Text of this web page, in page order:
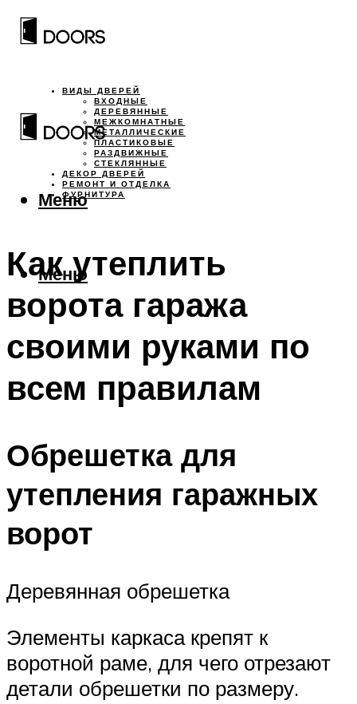
ВИДЫ ДВЕРЕЙ
ВХОДНЫЕ
ДЕРЕВЯННЫЕ
МЕЖКОМНАТНЫЕ
МЕТАЛЛИЧЕСКИЕ
ПЛАСТИКОВЫЕ
РАЗДВИЖНЫЕ
СТЕКЛЯННЫЕ
ДЕКОР ДВЕРЕЙ
РЕМОНТ И ОТДЕЛКА
ФУРНИТУРА
Меню
Меню
Как утеплить
ворота гаража
своими руками по
всем правилам
Обрешетка для
утепления гаражных
ворот
Деревянная обрешетка
Элементы каркаса крепят к
воротной раме, для чего отрезают
детали обрешетки по размеру.